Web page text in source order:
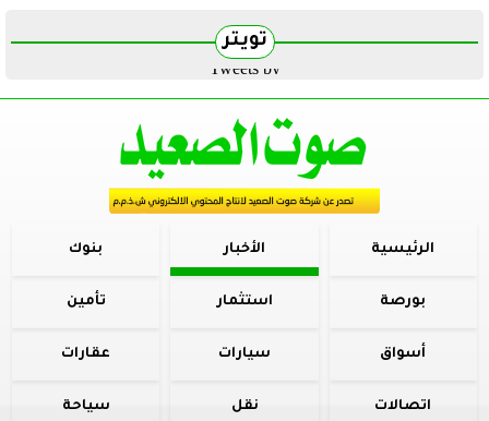
تويتر
Tweets by
الرئيسية الأخبار بنوك
بورصة استثمار تأمين
أسواق سيارات عقارات
اتصالات نقل سياحة